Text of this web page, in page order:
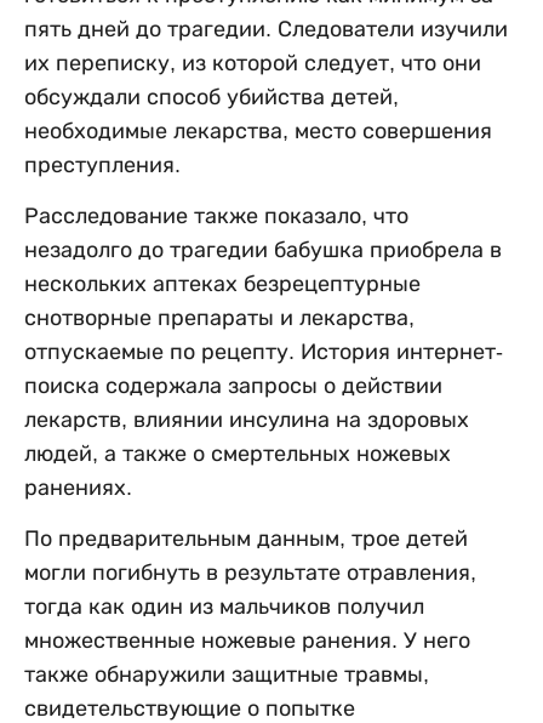
пять дней до трагедии. Следователи изучили
их переписку, из которой следует, что они
обсуждали способ убийства детей,
необходимые лекарства, место совершения
преступления.
Расследование также показало, что
незадолго до трагедии бабушка приобрела в
нескольких аптеках безрецептурные
снотворные препараты и лекарства,
отпускаемые по рецепту. История интернет-
поиска содержала запросы о действии
лекарств, влиянии инсулина на здоровых
людей, а также о смертельных ножевых
ранениях.
По предварительным данным, трое детей
могли погибнуть в результате отравления,
тогда как один из мальчиков получил
множественные ножевые ранения. У него
также обнаружили защитные травмы,
свидетельствующие о попытке